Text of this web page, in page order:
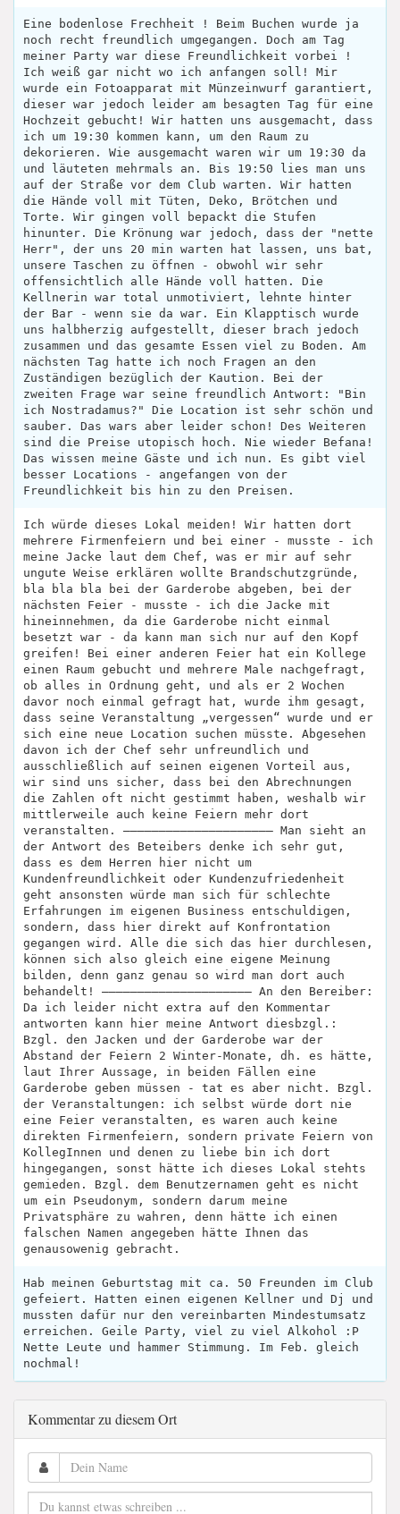
Eine bodenlose Frechheit ! Beim Buchen wurde ja
noch recht freundlich umgegangen. Doch am Tag
meiner Party war diese Freundlichkeit vorbei !
Ich weiß gar nicht wo ich anfangen soll! Mir
wurde ein Fotoapparat mit Münzeinwurf garantiert,
dieser war jedoch leider am besagten Tag für eine
Hochzeit gebucht! Wir hatten uns ausgemacht, dass
ich um 19:30 kommen kann, um den Raum zu
dekorieren. Wie ausgemacht waren wir um 19:30 da
und läuteten mehrmals an. Bis 19:50 lies man uns
auf der Straße vor dem Club warten. Wir hatten
die Hände voll mit Tüten, Deko, Brötchen und
Torte. Wir gingen voll bepackt die Stufen
hinunter. Die Krönung war jedoch, dass der "nette
Herr", der uns 20 min warten hat lassen, uns bat,
unsere Taschen zu öffnen - obwohl wir sehr
offensichtlich alle Hände voll hatten. Die
Kellnerin war total unmotiviert, lehnte hinter
der Bar - wenn sie da war. Ein Klapptisch wurde
uns halbherzig aufgestellt, dieser brach jedoch
zusammen und das gesamte Essen viel zu Boden. Am
nächsten Tag hatte ich noch Fragen an den
Zuständigen bezüglich der Kaution. Bei der
zweiten Frage war seine freundlich Antwort: "Bin
ich Nostradamus?" Die Location ist sehr schön und
sauber. Das wars aber leider schon! Des Weiteren
sind die Preise utopisch hoch. Nie wieder Befana!
Das wissen meine Gäste und ich nun. Es gibt viel
besser Locations - angefangen von der
Freundlichkeit bis hin zu den Preisen.
Ich würde dieses Lokal meiden! Wir hatten dort
mehrere Firmenfeiern und bei einer - musste - ich
meine Jacke laut dem Chef, was er mir auf sehr
ungute Weise erklären wollte Brandschutzgründe,
bla bla bla bei der Garderobe abgeben, bei der
nächsten Feier - musste - ich die Jacke mit
hineinnehmen, da die Garderobe nicht einmal
besetzt war - da kann man sich nur auf den Kopf
greifen! Bei einer anderen Feier hat ein Kollege
einen Raum gebucht und mehrere Male nachgefragt,
ob alles in Ordnung geht, und als er 2 Wochen
davor noch einmal gefragt hat, wurde ihm gesagt,
dass seine Veranstaltung „vergessen“ wurde und er
sich eine neue Location suchen müsste. Abgesehen
davon ich der Chef sehr unfreundlich und
ausschließlich auf seinen eigenen Vorteil aus,
wir sind uns sicher, dass bei den Abrechnungen
die Zahlen oft nicht gestimmt haben, weshalb wir
mittlerweile auch keine Feiern mehr dort
veranstalten. ————————————————————— Man sieht an
der Antwort des Beteibers denke ich sehr gut,
dass es dem Herren hier nicht um
Kundenfreundlichkeit oder Kundenzufriedenheit
geht ansonsten würde man sich für schlechte
Erfahrungen im eigenen Business entschuldigen,
sondern, dass hier direkt auf Konfrontation
gegangen wird. Alle die sich das hier durchlesen,
können sich also gleich eine eigene Meinung
bilden, denn ganz genau so wird man dort auch
behandelt! ————————————————————— An den Bereiber:
Da ich leider nicht extra auf den Kommentar
antworten kann hier meine Antwort diesbzgl.:
Bzgl. den Jacken und der Garderobe war der
Abstand der Feiern 2 Winter-Monate, dh. es hätte,
laut Ihrer Aussage, in beiden Fällen eine
Garderobe geben müssen - tat es aber nicht. Bzgl.
der Veranstaltungen: ich selbst würde dort nie
eine Feier veranstalten, es waren auch keine
direkten Firmenfeiern, sondern private Feiern von
KollegInnen und denen zu liebe bin ich dort
hingegangen, sonst hätte ich dieses Lokal stehts
gemieden. Bzgl. dem Benutzernamen geht es nicht
um ein Pseudonym, sondern darum meine
Privatsphäre zu wahren, denn hätte ich einen
falschen Namen angegeben hätte Ihnen das
genausowenig gebracht.
Hab meinen Geburtstag mit ca. 50 Freunden im Club
gefeiert. Hatten einen eigenen Kellner und Dj und
mussten dafür nur den vereinbarten Mindestumsatz
erreichen. Geile Party, viel zu viel Alkohol :P
Nette Leute und hammer Stimmung. Im Feb. gleich
nochmal!
Kommentar zu diesem Ort